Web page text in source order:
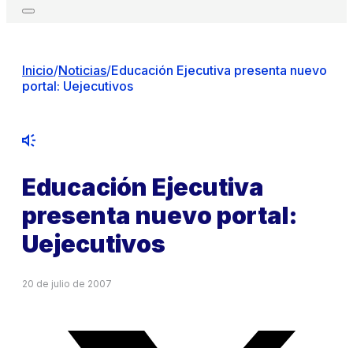
Inicio/Noticias/Educación Ejecutiva presenta nuevo
portal: Uejecutivos
Educación Ejecutiva
presenta nuevo portal:
Uejecutivos
20 de julio de 2007